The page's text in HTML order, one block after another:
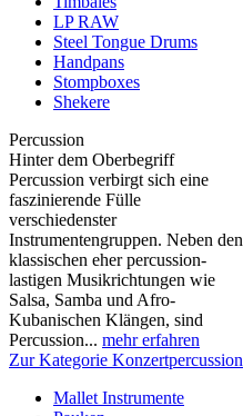
LP RAW
Steel Tongue Drums
Handpans
Stompboxes
Shekere
Percussion
Hinter dem Oberbegriff
Percussion verbirgt sich eine
faszinierende Fülle
verschiedenster
Instrumentengruppen. Neben den
klassischen eher percussion-
lastigen Musikrichtungen wie
Salsa, Samba und Afro-
Kubanischen Klängen, sind
Percussion... mehr erfahren
Zur Kategorie Konzertpercussion
Mallet Instrumente